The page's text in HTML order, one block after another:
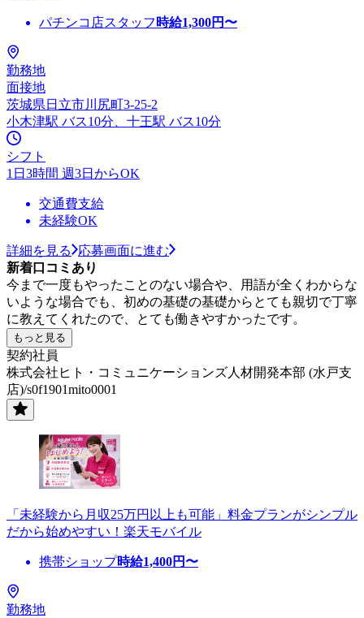
パチンコ店スタッフ 時給1,300円〜
勤務地
面接地
茨城県日立市川尻町3-25-2
小木津駅 バス10分、十王駅 バス10分
シフト
1日3時間 週3日からOK
交通費支給
未経験OK
詳細を見る
応募画面に進む
新着口コミあり
今まで一度もやったことのない場合や、用語が全くわからな
いような場合でも、初めの基礎の基礎からとても親切で丁寧
に教えてくれたので、とても働きやすかったです。
もっと見る
契約社員
株式会社ヒト・コミュニケーションズ人材開発本部 (水戸支
店)/s0f1901mito0001
「未経験から月収25万円以上も可能」料金プランがシンプル
だから始めやすい！楽天モバイル
携帯ショップ時給1,400円〜
勤務地